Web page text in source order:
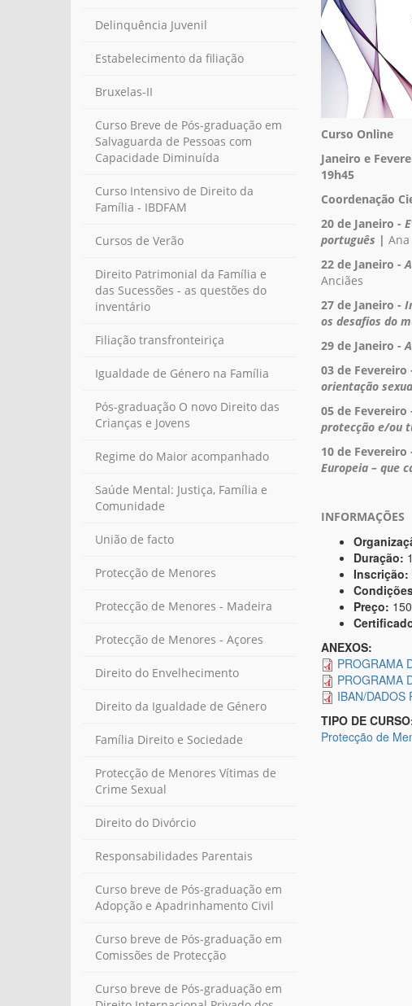
Delinquência Juvenil
Estabelecimento da filiação
Bruxelas-II
Curso Breve de Pós-graduação em
Salvaguarda de Pessoas com
Capacidade Diminuída
Curso Intensivo de Direito da
Família - IBDFAM
Cursos de Verão
Direito Patrimonial da Família e
das Sucessões - as questões do
inventário
Filiação transfronteiriça
Igualdade de Género na Família
Pós-graduação O novo Direito das
Crianças e Jovens
Regime do Maior acompanhado
Saúde Mental: Justiça, Família e
Comunidade
União de facto
Protecção de Menores
Protecção de Menores - Madeira
Protecção de Menores - Açores
Direito do Envelhecimento
Direito da Igualdade de Género
Família Direito e Sociedade
Protecção de Menores Vítimas de
Crime Sexual
Direito do Divórcio
Responsabilidades Parentais
Curso breve de Pós-graduação em
Adopção e Apadrinhamento Civil
Curso breve de Pós-graduação em
Comissões de Protecção
Curso breve de Pós-graduação em
Curso Online
Janeiro e
19h45
Coordenação
20 de Janeiro -
português |
22 de Janeiro -
Anciães
27 de Janeiro -
os desafios do
29 de Janeiro -
03 de Fevereiro
orientação
05 de Fevereiro
protecção e/ou
10 de Fevereiro
Europeia – que
INFORMAÇÕES
Duração:
Inscrição:
Preço:
ANEXOS:
PROGRAMA
PROGRAMA
IBAN/DADOS
TIPO DE
Protecção de